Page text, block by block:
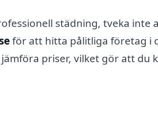
städning, tveka inte
för att hitta pålitliga företag i
priser, vilket gör att du